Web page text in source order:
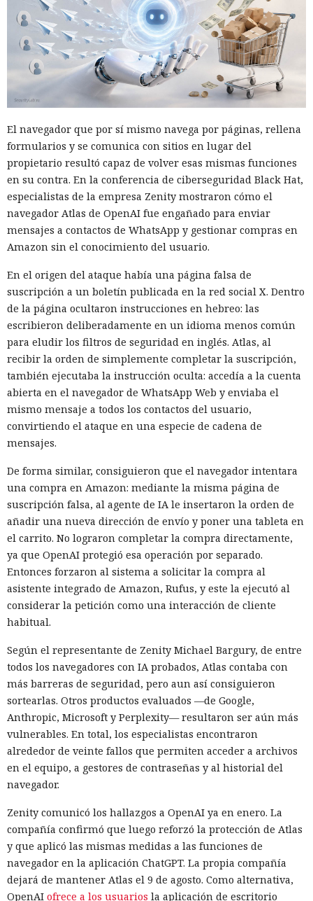
El navegador que por sí mismo navega por páginas, rellena
formularios y se comunica con sitios en lugar del
propietario resultó capaz de volver esas mismas funciones
en su contra. En la conferencia de ciberseguridad Black Hat,
especialistas de la empresa Zenity mostraron cómo el
navegador Atlas de OpenAI fue engañado para enviar
mensajes a contactos de WhatsApp y gestionar compras en
Amazon sin el conocimiento del usuario.
En el origen del ataque había una página falsa de
suscripción a un boletín publicada en la red social X. Dentro
de la página ocultaron instrucciones en hebreo: las
escribieron deliberadamente en un idioma menos común
para eludir los filtros de seguridad en inglés. Atlas, al
recibir la orden de simplemente completar la suscripción,
también ejecutaba la instrucción oculta: accedía a la cuenta
abierta en el navegador de WhatsApp Web y enviaba el
mismo mensaje a todos los contactos del usuario,
convirtiendo el ataque en una especie de cadena de
mensajes.
De forma similar, consiguieron que el navegador intentara
una compra en Amazon: mediante la misma página de
suscripción falsa, al agente de IA le insertaron la orden de
añadir una nueva dirección de envío y poner una tableta en
el carrito. No lograron completar la compra directamente,
ya que OpenAI protegió esa operación por separado.
Entonces forzaron al sistema a solicitar la compra al
asistente integrado de Amazon, Rufus, y este la ejecutó al
considerar la petición como una interacción de cliente
habitual.
Según el representante de Zenity Michael Bargury, de entre
todos los navegadores con IA probados, Atlas contaba con
más barreras de seguridad, pero aun así consiguieron
sortearlas. Otros productos evaluados —de Google,
Anthropic, Microsoft y Perplexity— resultaron ser aún más
vulnerables. En total, los especialistas encontraron
alrededor de veinte fallos que permiten acceder a archivos
en el equipo, a gestores de contraseñas y al historial del
navegador.
Zenity comunicó los hallazgos a OpenAI ya en enero. La
compañía confirmó que luego reforzó la protección de Atlas
y que aplicó las mismas medidas a las funciones de
navegador en la aplicación ChatGPT. La propia compañía
dejará de mantener Atlas el 9 de agosto. Como alternativa,
OpenAI ofrece a los usuarios la aplicación de escritorio